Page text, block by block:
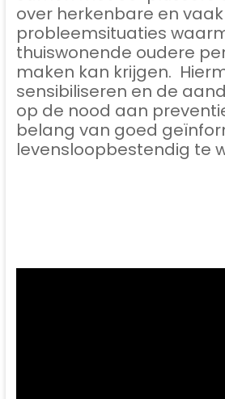
over herkenbare en
probleemsituaties
thuiswonende oudere
maken kan krijgen.
sensibiliseren en de
op de nood aan
belang van goed
levensloopbestendig te